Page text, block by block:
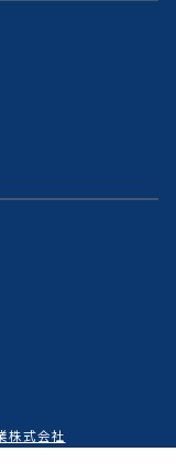
株式会社